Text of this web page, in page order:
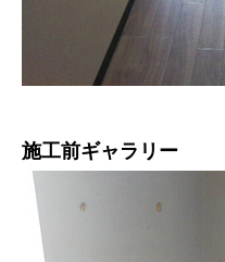
施工前ギャラリー